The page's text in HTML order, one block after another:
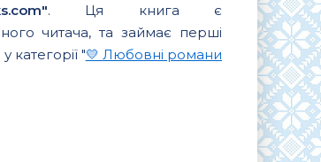
. Ця книга є
читача, та займає перші
категорії "💛 Любовні романи